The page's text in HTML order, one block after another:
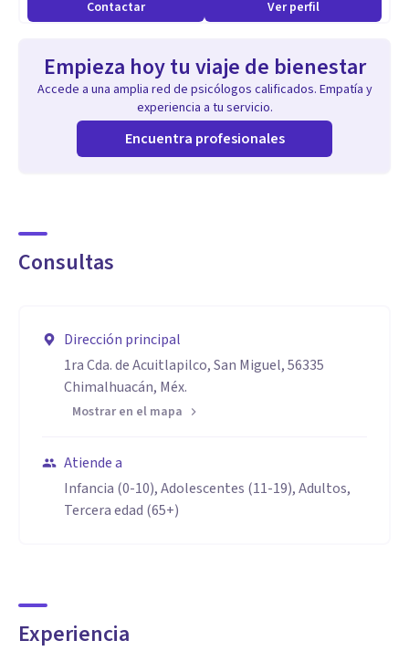
Contactar Ver perfil
Empieza hoy tu viaje de bienestar
Accede a una amplia red de psicólogos calificados. Empatía y
experiencia a tu servicio.
Encuentra profesionales
Consultas
Dirección principal
1ra Cda. de Acuitlapilco, San Miguel, 56335
Chimalhuacán, Méx.
Mostrar en el mapa
Atiende a
Infancia (0-10), Adolescentes (11-19), Adultos,
Tercera edad (65+)
Experiencia